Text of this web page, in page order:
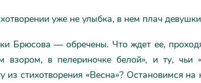
уже не улыбка, в нем плач
Брюсова — обречены. Что ждет ее,
взором, в пелериночке белой», и ту, чьи
из стихотворения «Весна»? Остановимся